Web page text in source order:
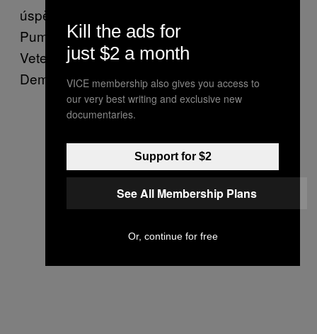
úspěch se povedl i kolekci tenisek Insta
Pump Fury pod záštitou kolaborace
Vetements x Reebok, kterou navrhl taktéž
Demna Gvasalia.
Kill the ads for
just $2 a month
VICE membership also gives you access to
our very best writing and exclusive new
documentaries.
Support for $2
See All Membership Plans
Or, continue for free